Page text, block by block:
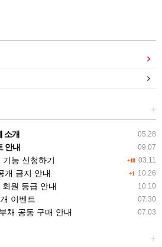
+
05.28
소개
09.07
안내
+18 03.11
능 신청하기
+1 10.26
개 금지 안내
10.10
원 등급 안내
07.30
이벤트
07.03
채 공동 구매 안내
+